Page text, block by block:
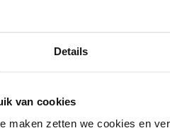
Details
van cookies
maken zetten we cookies en